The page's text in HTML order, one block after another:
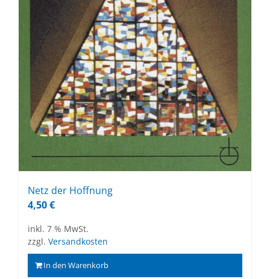
Netz der Hoff­nung
4,50€
inkl. 7 % MwSt.
zzgl. Versandkosten
In den Warenkorb